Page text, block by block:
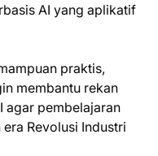
AI yang aplikatif
praktis,
membantu rekan
agar pembelajaran
Revolusi Industri